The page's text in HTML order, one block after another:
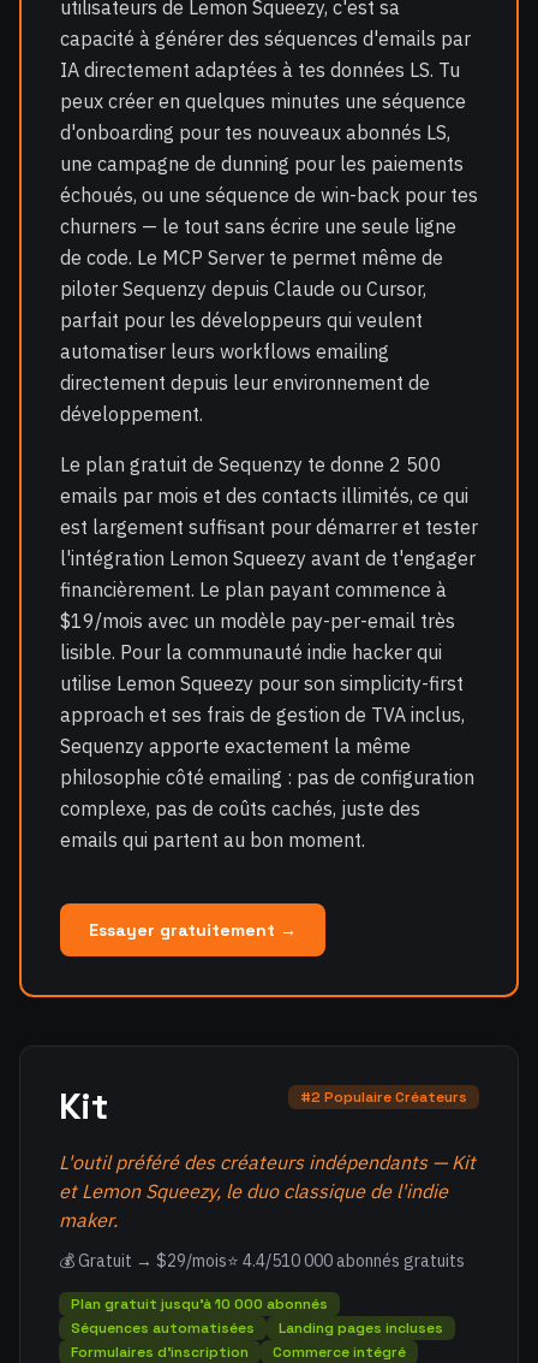
utilisateurs de Lemon Squeezy, c'est sa
capacité à générer des séquences d'emails par
IA directement adaptées à tes données LS. Tu
peux créer en quelques minutes une séquence
d'onboarding pour tes nouveaux abonnés LS,
une campagne de dunning pour les paiements
échoués, ou une séquence de win-back pour tes
churners — le tout sans écrire une seule ligne
de code. Le MCP Server te permet même de
piloter Sequenzy depuis Claude ou Cursor,
parfait pour les développeurs qui veulent
automatiser leurs workflows emailing
directement depuis leur environnement de
développement.
Le plan gratuit de Sequenzy te donne 2 500
emails par mois et des contacts illimités, ce qui
est largement suffisant pour démarrer et tester
l'intégration Lemon Squeezy avant de t'engager
financièrement. Le plan payant commence à
$19/mois avec un modèle pay-per-email très
lisible. Pour la communauté indie hacker qui
utilise Lemon Squeezy pour son simplicity-first
approach et ses frais de gestion de TVA inclus,
Sequenzy apporte exactement la même
philosophie côté emailing : pas de configuration
complexe, pas de coûts cachés, juste des
emails qui partent au bon moment.
Essayer gratuitement →
Kit #2 Populaire Créateurs
L'outil préféré des créateurs indépendants — Kit
et Lemon Squeezy, le duo classique de l'indie
maker.
💰 Gratuit → $29/mois⭐ 4.4/510 000 abonnés gratuits
Plan gratuit jusqu'à 10 000 abonnés
Séquences automatisées
Landing pages incluses
Formulaires d'inscription
Commerce intégré